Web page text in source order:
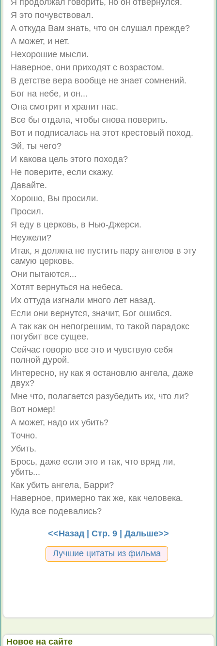
Я продолжал говорить, но он отвернулся.
Я это почувствовал.
А откуда Вам знать, что он слушал прежде?
А может, и нет.
Нехорошие мысли.
Наверное, они приходят с возрастом.
В детстве вера вообще не знает сомнений.
Бог на небе, и он...
Она смотрит и хранит нас.
Все бы отдала, чтобы снова поверить.
Вот и подписалась на этот крестовый поход.
Эй, ты чего?
И какова цель этого похода?
Не поверите, если скажу.
Давайте.
Хорошо, Вы просили.
Просил.
Я еду в церковь, в Нью-Джерси.
Неужели?
Итак, я должна не пустить пару ангелов в эту
самую церковь.
Они пытаются...
Хотят вернуться на небеса.
Их оттуда изгнали много лет назад.
Если они вернутся, значит, Бог ошибся.
А так как он непогрешим, то такой парадокс
погубит все сущее.
Сейчас говорю все это и чувствую себя
полной дурой.
Интересно, ну как я остановлю ангела, даже
двух?
Мне что, полагается разубедить их, что ли?
Вот номер!
А может, надо их убить?
Tочно.
Убить.
Брось, даже если это и так, что вряд ли,
убить...
Как убить ангела, Барри?
Наверное, примерно так же, как человека.
Куда все подевались?
<<Назад | Стр. 9 | Дальше>>
Лучшие цитаты из фильма
Новое на сайте